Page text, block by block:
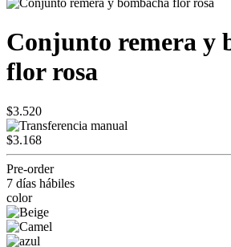
Conjunto remera y
flor rosa
$3.520
$3.168
Pre-order
7 días hábiles
color